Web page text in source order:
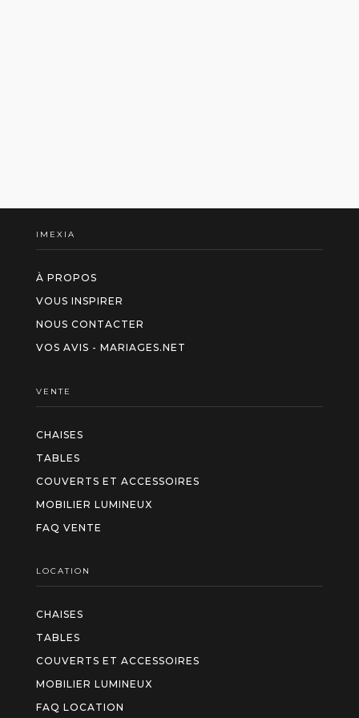
IMEXIA
À PROPOS
VOUS INSPIRER
NOUS CONTACTER
VOS AVIS - MARIAGES.NET
VENTE
CHAISES
TABLES
COUVERTS ET ACCESSOIRES
MOBILIER LUMINEUX
FAQ VENTE
LOCATION
CHAISES
TABLES
COUVERTS ET ACCESSOIRES
MOBILIER LUMINEUX
FAQ LOCATION